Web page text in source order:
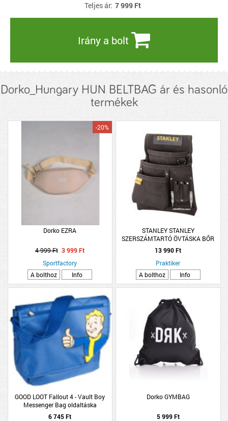
Teljes ár: 7 999 Ft
Irány a bolt
Dorko_Hungary HUN BELTBAG ár és hasonló
termékek
Dorko EZRA
-20%
4 999 Ft 3 999 Ft
Sportfactory
A bolthoz
Info
STANLEY STANLEY
SZERSZÁMTARTÓ ÖVTÁSKA BŐR
28X25X9CM
13 990 Ft
Praktiker
A bolthoz
Info
GOOD LOOT Fallout 4 - Vault Boy
Messenger Bag oldaltáska
(Kiegészítők/Relikviák)
6 745 Ft
Dorko GYMBAG
5 999 Ft